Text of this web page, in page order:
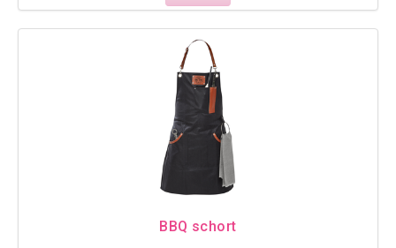
BBQ schort